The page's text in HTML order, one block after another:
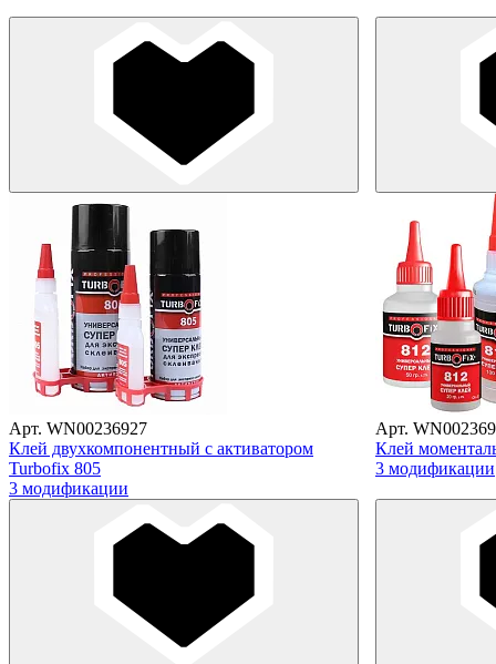
Арт. WN00236927
Клей двухкомпонентный с активатором
Turbofix 805
3 модификации
Арт.
Клей
3 модификации